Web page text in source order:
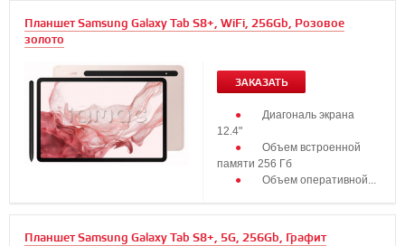
Планшет Samsung Galaxy Tab S8+, WiFi, 256Gb, Розовое
золото
ЗАКАЗАТЬ
Диагональ экрана
12.4"
Объем встроенной
памяти 256 Гб
Объем оперативной...
Планшет Samsung Galaxy Tab S8+, 5G, 256Gb, Графит